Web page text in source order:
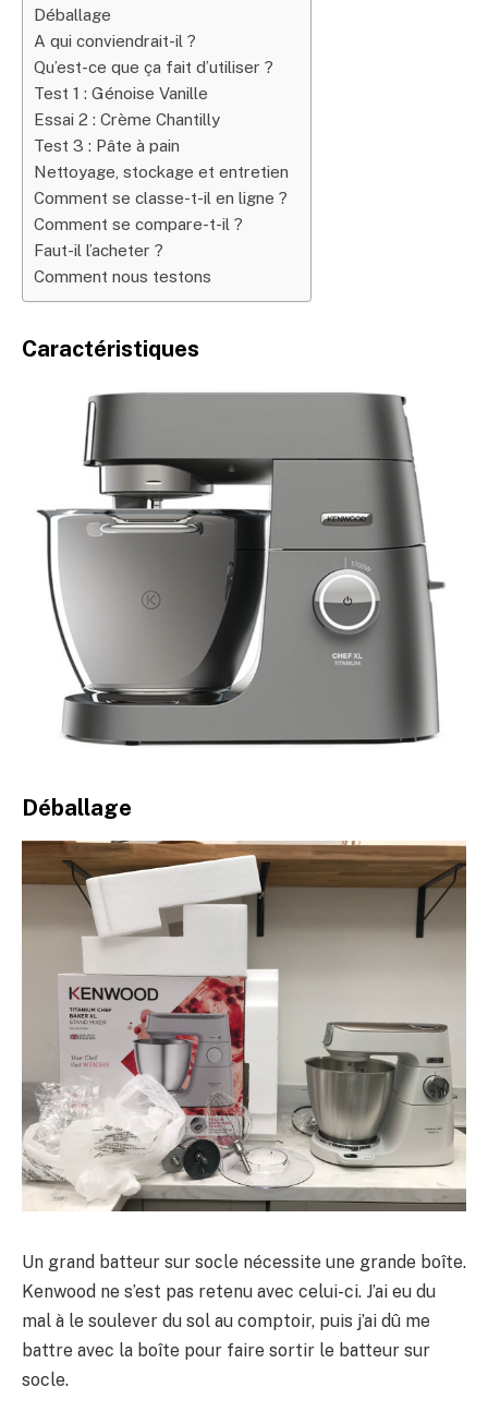
Déballage
A qui conviendrait-il ?
Qu’est-ce que ça fait d’utiliser ?
Test 1 : Génoise Vanille
Essai 2 : Crème Chantilly
Test 3 : Pâte à pain
Nettoyage, stockage et entretien
Comment se classe-t-il en ligne ?
Comment se compare-t-il ?
Faut-il l’acheter ?
Comment nous testons
Caractéristiques
Déballage
Un grand batteur sur socle nécessite une grande boîte.
Kenwood ne s’est pas retenu avec celui-ci. J’ai eu du
mal à le soulever du sol au comptoir, puis j’ai dû me
battre avec la boîte pour faire sortir le batteur sur
socle.